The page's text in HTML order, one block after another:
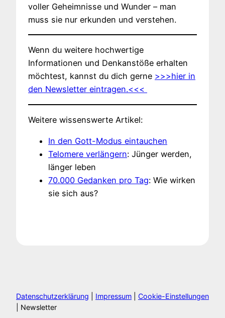
voller Geheimnisse und Wunder – man
muss sie nur erkunden und verstehen.
Wenn du weitere hochwertige
Informationen und Denkanstöße erhalten
möchtest, kannst du dich gerne >>>hier in
den Newsletter eintragen.<<<
Weitere wissenswerte Artikel:
In den Gott-Modus eintauchen
Telomere verlängern: Jünger werden,
länger leben
70.000 Gedanken pro Tag: Wie wirken
sie sich aus?
Datenschutzerklärung Impressum
Cookie-Einstellungen
| Newsletter